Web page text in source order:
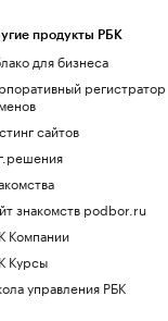
продукты РБК
для бизнеса
регистратор
сайтов
знакомств podbor.ru
Компании
Курсы
управления РБК